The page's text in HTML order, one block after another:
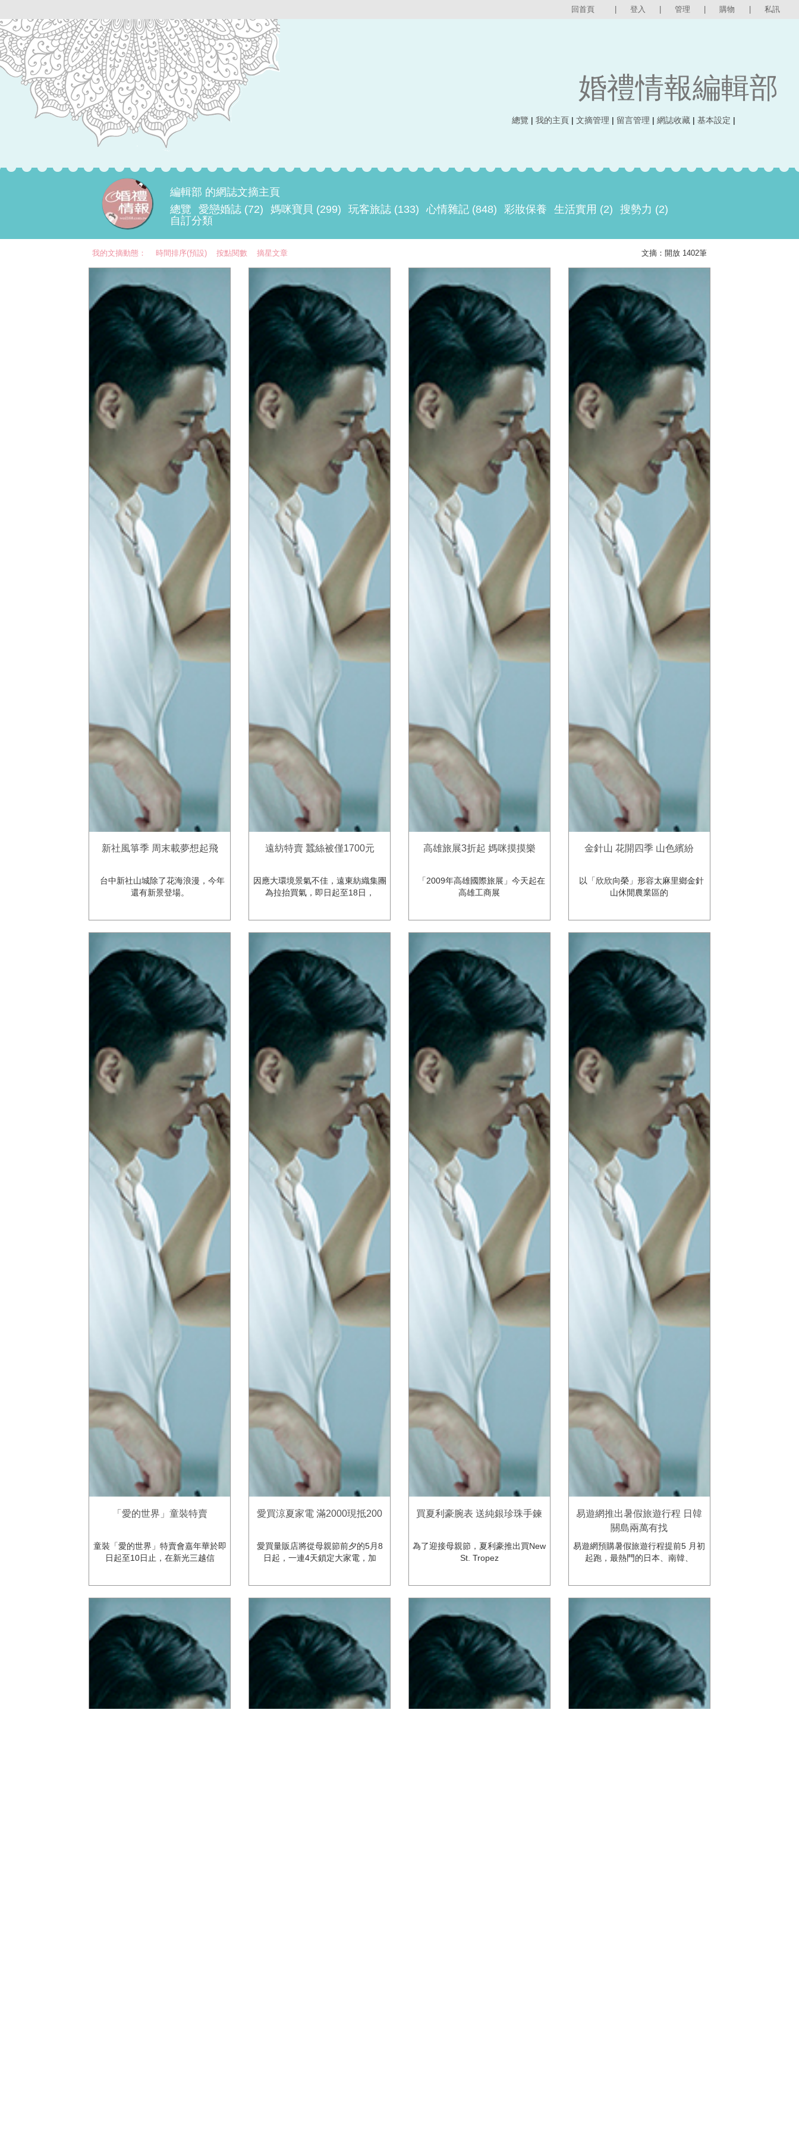
回首頁 登入 管理 購物 私訊
婚禮情報編輯部
總覽 | 我的主頁 | 文摘管理 | 留言管理 | 網誌收藏 | 基本設定 |
編輯部 的網誌文摘主頁
總覽
愛戀婚誌 (72) 媽咪寶貝 (299) 玩客旅誌 (133) 心情雜記 (848) 彩妝保養 生活實用 (2)
搜勢力 (2)
自訂分類
我的文摘動態： 時間排序(預設) 按點閱數 摘星文章 文摘：開放 1402筆
新社風箏季 周末載夢想起飛
台中新社山城除了花海浪漫，今年
還有新景登場。
遠紡特賣 蠶絲被僅1700元
因應大環境景氣不佳，遠東紡織集團
為拉抬買氣，即日起至18日，
高雄旅展3折起 媽咪摸摸樂
「2009年高雄國際旅展」今天起在
高雄工商展
金針山 花開四季 山色繽紛
以「欣欣向榮」形容太麻里鄉金針
山休閒農業區的
「愛的世界」童裝特賣
童裝「愛的世界」特賣會嘉年華於即
日起至10日止，在新光三越信
愛買涼夏家電 滿2000現抵200
愛買量販店將從母親節前夕的5月8
日起，一連4天鎖定大家電，加
買夏利豪腕表 送純銀珍珠手鍊
為了迎接母親節，夏利豪推出買New
St. Tropez
易遊網推出暑假旅遊行程 日韓
關島兩萬有找
易遊網預購暑假旅遊行程提前5 月初
起跑，最熱門的日本、南韓、